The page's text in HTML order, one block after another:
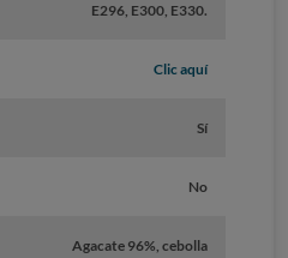
E296, E300, E330.
Clic aquí
Sí
No
Agacate 96%, cebolla